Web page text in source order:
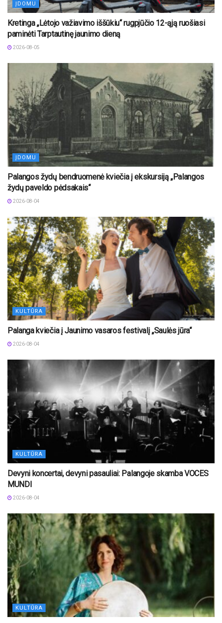
ĮDOMU
Kretinga „Lėtojo važiavimo iššūkiu“ rugpjūčio 12-ąją ruošiasi
paminėti Tarptautinę jaunimo dieną
2026-08-05
ĮDOMU
Palangos žydų bendruomenė kviečia į ekskursiją „Palangos
žydų paveldo pėdsakais“
2026-08-04
KULTŪRA
Palanga kviečia į Jaunimo vasaros festivalį „Saulės jūra“
2026-08-04
KULTŪRA
Devyni koncertai, devyni pasauliai: Palangoje skamba VOCES
MUNDI
2026-08-04
KULTŪRA